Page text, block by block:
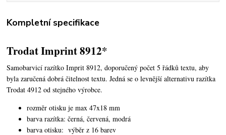
Kompletní specifikace
Trodat Imprint 8912*
Samobarvicí razítko Imprit 8912, doporučený počet 5 řádků textu,aby
byla zaručená dobrá čitelnost textu. Jedná se o levnější alternativu razítka
Trodat 4912 od stejného výrobce.
rozměr otisku je max 47x18 mm
barva razítka: černá, červená, modrá
barva otisku: výběr z 16 barev